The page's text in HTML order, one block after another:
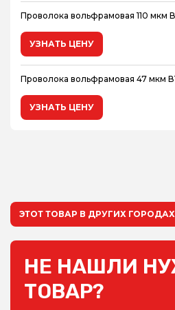
Проволока вольфрамовая 110 мкм
УЗНАТЬ ЦЕНУ
Проволока вольфрамовая 47 мкм
УЗНАТЬ ЦЕНУ
ЭТОТ ТОВАР В ДРУГИХ ГОРОДАХ
НЕ НАШЛИ
ТОВАР?